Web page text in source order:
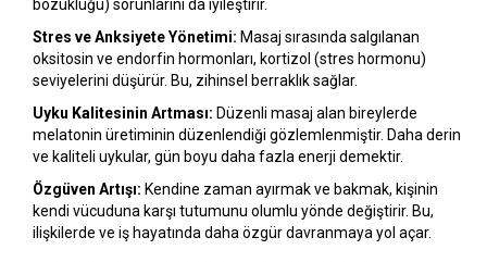
bozukluğu) sorunlarını da iyileştirir.
Stres ve Anksiyete Yönetimi: Masaj sırasında salgılanan
oksitosin ve endorfin hormonları, kortizol (stres hormonu)
seviyelerini düşürür. Bu, zihinsel berraklık sağlar.
Uyku Kalitesinin Artması: Düzenli masaj alan bireylerde
melatonin üretiminin düzenlendiği gözlemlenmiştir. Daha derin
ve kaliteli uykular, gün boyu daha fazla enerji demektir.
Özgüven Artışı: Kendine zaman ayırmak ve bakmak, kişinin
kendi vücuduna karşı tutumunu olumlu yönde değiştirir. Bu,
ilişkilerde ve iş hayatında daha özgür davranmaya yol açar.